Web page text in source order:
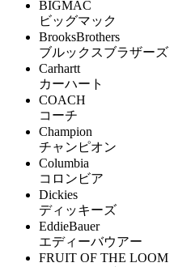
BIGMAC
ビッグマック
BrooksBrothers
ブルックスブラザーズ
Carhartt
カーハート
COACH
コーチ
Champion
チャンピオン
Columbia
コロンビア
Dickies
ディッキーズ
EddieBauer
エディーバウアー
FRUIT OF THE LOOM